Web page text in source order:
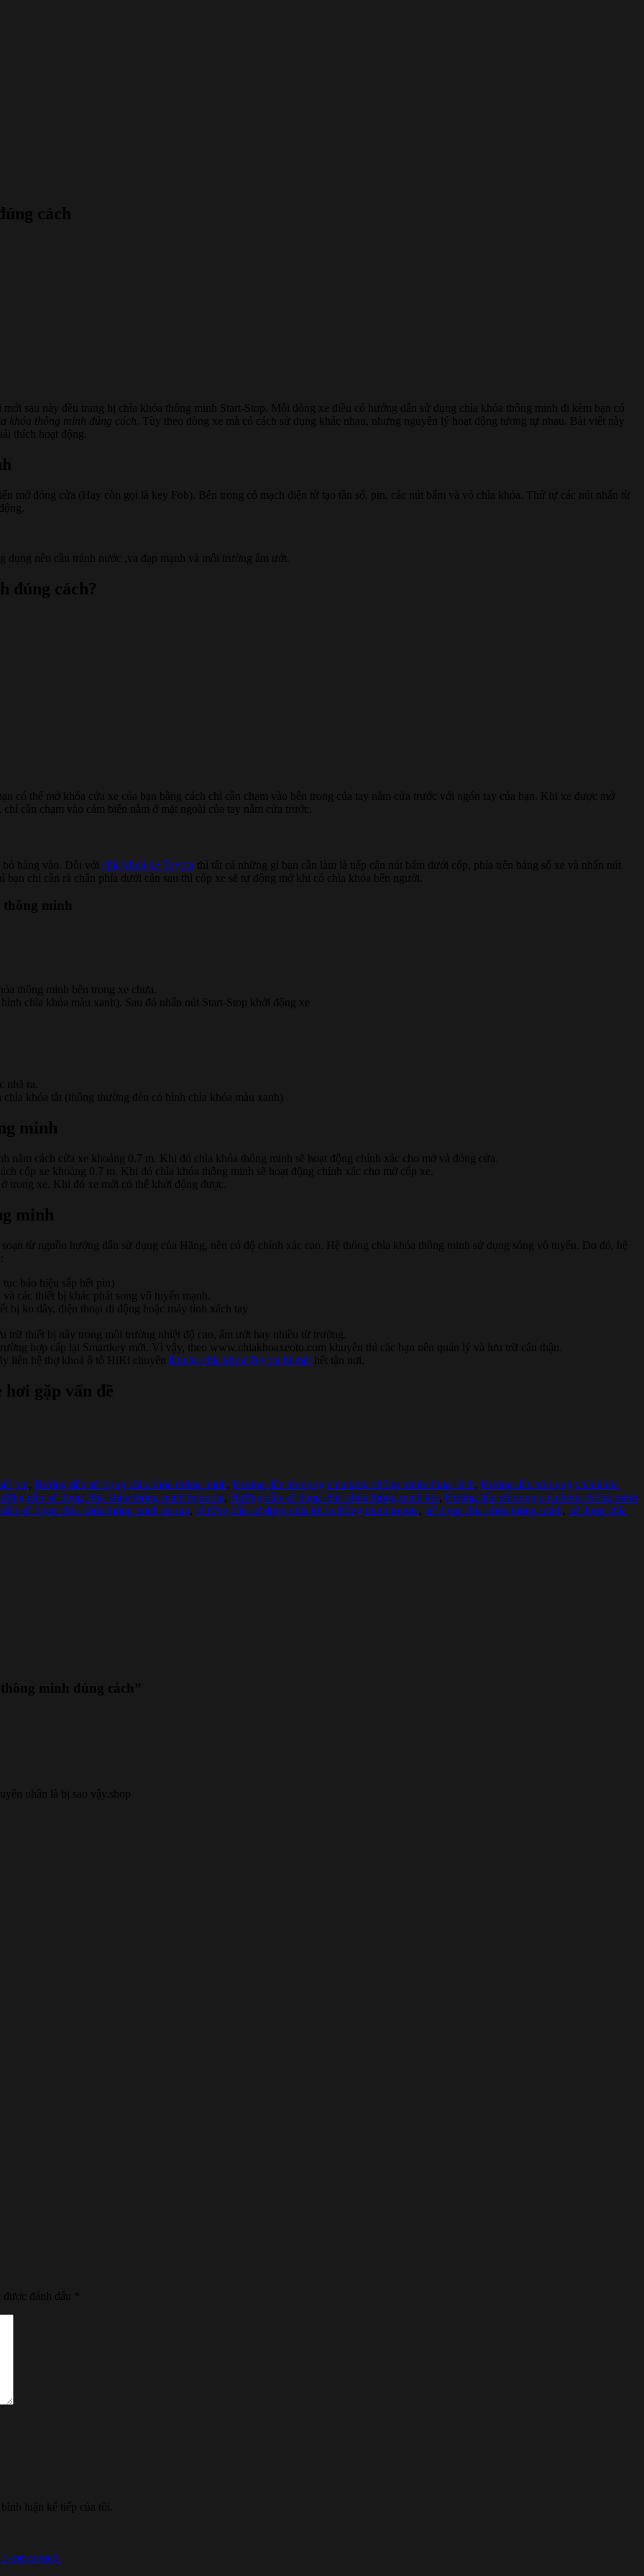
cách
sau này đều trang bị chìa khóa thông minh Start-Stop. Mỗi dòng xe điều có hướng dẫn sử dụng chìa khóa thông minh đi kèm bạn có
khóa thông minh đúng cách . Tùy theo dòng xe mà có cách sử dụng khác nhau, nhưng nguyên lý hoạt động tương tự nhau. Bài viết này
thích hoạt động.
mở đóng cửa (Hay còn gọi là key Fob). Bên trong có mạch điện tử tạo tần số, pin, các nút bấm và vỏ chìa khóa. Thứ tự các nút nhấn từ
nên cần tránh nước ,va đạp mạnh và môi trường ẩm ướt.
đúng cách?
có thể mở khóa cửa xe của bạn bằng cách chỉ cần chạm vào bên trong của tay nắm cửa trước với ngón tay của bạn. Khi xe được mở
cần chạm vào cảm biến nằm ở mặt ngoài của tay nắm cửa trước.
hàng vào. Đôi với chìa khoá xe Toyota thì tất cả những gì bạn cần làm là tiếp cận nút bấm dưới cốp, phía trên bảng số xe và nhấn nút
chỉ cần rà chân phía dưới cản sau thì cốp xe sẽ tự động mở khi có chìa khóa bên người.
thông minh
thông minh bên trong xe chưa.
chìa khóa màu xanh). Sau đó nhấn nút Start-Stop khởi động xe
nhã ra.
khóa tắt (thông thường đèn có hình chìa khóa màu xanh)
minh
nằm cách cửa xe khoảng 0.7 m. Khi đó chìa khóa thông minh sẽ hoạt động chính xác cho mở và đóng cửa.
cốp xe khoảng 0.7 m. Khi đó chìa khóa thông minh sẽ hoạt động chính xác cho mở cốp xe.
trong xe. Khi đó xe mới có thể khởi động được.
minh
từ nguồn hướng dẫn sử dụng của Hãng, nên có độ chính xác cao. Hệ thống chìa khóa thông minh sử dụng sóng vô tuyến. Do đó, hệ
báo hiệu sắp hết pin)
các thiết bị khác phát song vô tuyến mạnh.
bị ko dây, điện thoại di động hoặc máy tính xách tay
thiết bị này trong môi trường nhiệt độ cao, ẩm ướt hay nhiều từ trường.
hợp cấp lại Smartkey mới. Vì vậy, theo www.chiakhoaxeoto.com khuyên thì các bạn nên quản lý và lưu trữ cẩn thận.
liên hệ thợ khoá ô tô HiKi chuyên làm lại chìa khoá Toyota bị mất hết tận nơi.
gặp vấn đề
pin Hướng dẫn sử dụng chìa khóa thông minh Hướng dẫn sử dụng chìa khóa thông minh đúng cách Hướng dẫn sử dụng chìa khóa
dẫn sử dụng chìa khóa thông minh hyundai Hướng dẫn sử dụng chìa khóa thông minh kia Hướng dẫn sử dụng chìa khóa thông minh
sử dụng chìa khóa thông minh nissan Hướng dẫn sử dụng chìa khóa thông minh toyota sử dụng chìa khóa thông minh sử dụng chìa
minh đúng cách”
nhân là bị sao vậy.shop
đánh dấu
luận kế tiếp của tôi.
processed.